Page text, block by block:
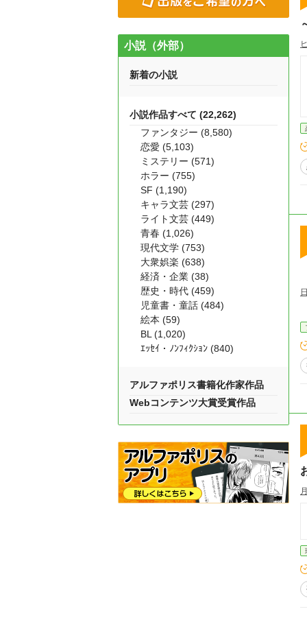
小説（外部）
新着の小説
小説作品すべて (22,262)
ファンタジー (8,580)
恋愛 (5,103)
ミステリー (571)
ホラー (755)
SF (1,190)
キャラ文芸 (297)
ライト文芸 (449)
青春 (1,026)
現代文学 (753)
大衆娯楽 (638)
経済・企業 (38)
歴史・時代 (459)
児童書・童話 (484)
絵本 (59)
BL (1,020)
ｴｯｾｲ・ﾉﾝﾌｨｸｼｮﾝ (840)
アルファポリス書籍化作家作品
Webコンテンツ大賞受賞作品